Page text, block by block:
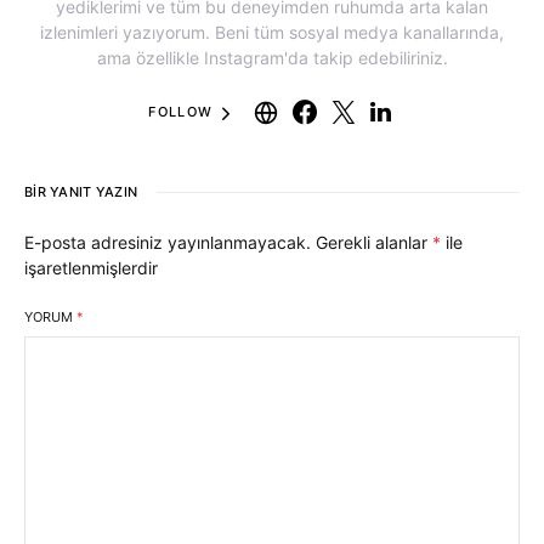
yediklerimi ve tüm bu deneyimden ruhumda arta kalan
izlenimleri yazıyorum. Beni tüm sosyal medya kanallarında,
ama özellikle Instagram'da takip edebiliriniz.
FOLLOW
BIR YANIT YAZIN
E-posta adresiniz yayınlanmayacak. Gerekli alanlar * ile
işaretlenmişlerdir
YORUM *